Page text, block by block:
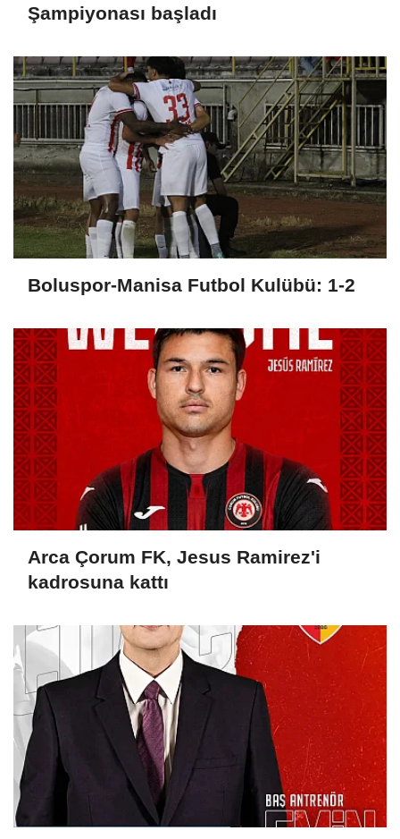
Şampiyonası başladı
Boluspor-Manisa Futbol Kulübü: 1-2
Arca Çorum FK, Jesus Ramirez'i
kadrosuna kattı